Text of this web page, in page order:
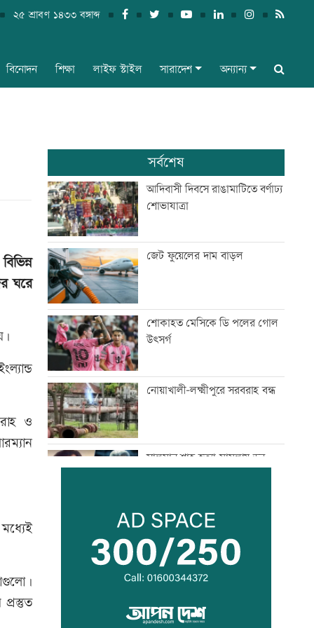
২৫ শ্রাবণ ১৪৩৩ বঙ্গাব্দ
বিনোদন শিক্ষা লাইফ স্টাইল সারাদেশ অন্যান্য
ঘরে
ও
সর্বশেষ
আদিবাসী দিবসে রাঙামাটিতে বর্ণাঢ্য
শোভাযাত্রা
জেট ফুয়েলের দাম বাড়ল
শোকাহত মেসিকে ডি পলের গোল
উৎসর্গ
নোয়াখালী-লক্ষ্মীপুরে সরবরাহ বন্ধ
সালমান শাহ হত্যা মামলায় ডন
মাছ লুটের ঘটনায় আ.লীগ নেতার
বিরুদ্ধে সংবাদ সম্মেলন
টাকা